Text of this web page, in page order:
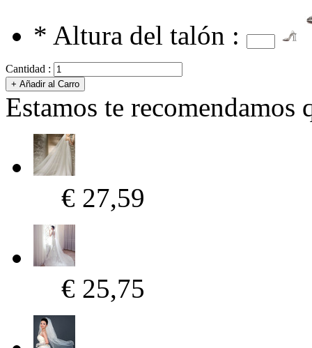
* Altura del talón :
Cantidad :
Estamos te recomendamos
€ 27,59
€ 25,75